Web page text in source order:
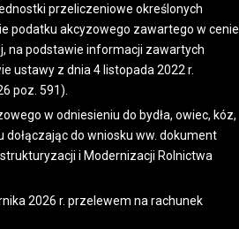
przeliczeniowe określonych
podatku akcyzowego zawartego w cenie
na podstawie informacji zawartych
ustawy z dnia 4 listopada 2022 r.
poz. 591).
w odniesieniu do bydła, owiec, kóz,
do wniosku ww. dokument
i Modernizacji Rolnictwa
2026 r. przelewem na rachunek